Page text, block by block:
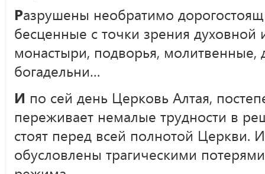
Разрушены необратимо
бесценные с точки зрения духовной
монастыри, подворья,
богадельни…
И по сей день Церковь Алтая,
переживает немалые трудности в
стоят перед всей полнотой
обусловлены трагическими